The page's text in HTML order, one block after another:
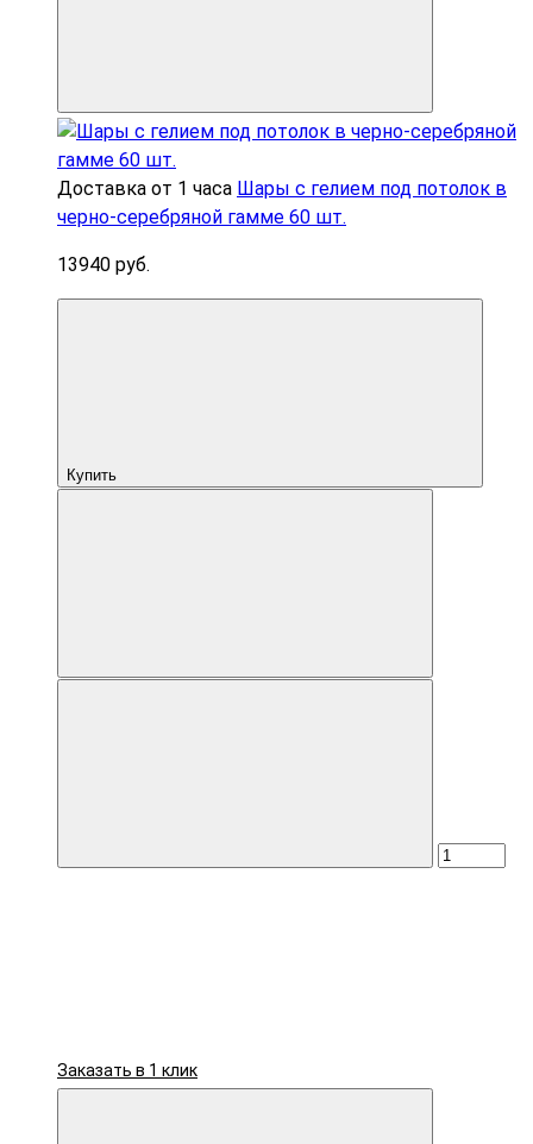
Доставка от 1 часа Шары с гелием под потолок в
черно-серебряной гамме 60 шт.
13940 руб.
Купить
Заказать в 1 клик